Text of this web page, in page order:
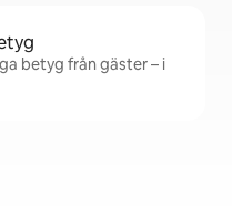
betyg från gäster – i